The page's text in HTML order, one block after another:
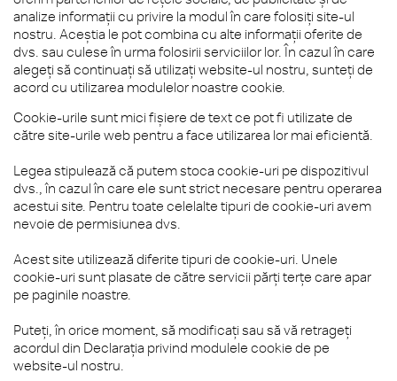
analize informații cu privire la modul în care folosiți site-ul
nostru. Aceștia le pot combina cu alte informații oferite de
dvs. sau culese în urma folosirii serviciilor lor. În cazul în care
alegeți să continuați să utilizați website-ul nostru, sunteți de
acord cu utilizarea modulelor noastre cookie.
Cookie-urile sunt mici fişiere de text ce pot fi utilizate de
către site-urile web pentru a face utilizarea lor mai eficientă.
Legea stipulează că putem stoca cookie-uri pe dispozitivul
dvs., în cazul în care ele sunt strict necesare pentru operarea
acestui site. Pentru toate celelalte tipuri de cookie-uri avem
nevoie de permisiunea dvs.
Acest site utilizează diferite tipuri de cookie-uri. Unele
cookie-uri sunt plasate de către servicii părţi terţe care apar
pe paginile noastre.
Puteți, în orice moment, să modificați sau să vă retrageți
acordul din Declarația privind modulele cookie de pe
website-ul nostru.